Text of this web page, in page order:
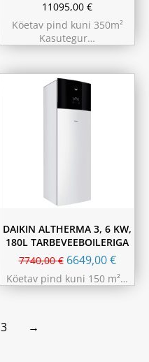
11095,00 €
Köetav pind kuni 350m²
Kasutegur…
DAIKIN ALTHERMA 3, 6 KW,
180L TARBEVEEBOILERIGA
7740,00€ 6649,00€
Köetav pind kuni 150 m²…
3 →